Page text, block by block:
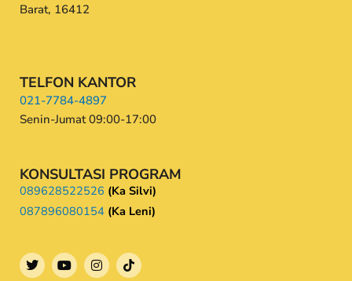
Barat, 16412
TELFON KANTOR
021-7784-4897
Senin-Jumat 09:00-17:00
KONSULTASI PROGRAM
089628522526 (Ka Silvi)
087896080154 (Ka Leni)
T
w
Y
o
I
n